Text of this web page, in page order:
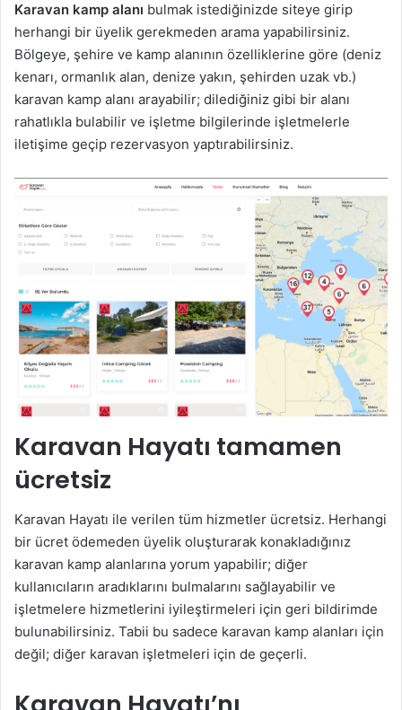
Karavan kamp alanı bulmak istediğinizde siteye girip
herhangi bir üyelik gerekmeden arama yapabilirsiniz.
Bölgeye, şehire ve kamp alanının özelliklerine göre (deniz
kenarı, ormanlık alan, denize yakın, şehirden uzak vb.)
karavan kamp alanı arayabilir; dilediğiniz gibi bir alanı
rahatlıkla bulabilir ve işletme bilgilerinde işletmelerle
iletişime geçip rezervasyon yaptırabilirsiniz.
Karavan Hayatı tamamen
ücretsiz
Karavan Hayatı ile verilen tüm hizmetler ücretsiz. Herhangi
bir ücret ödemeden üyelik oluşturarak konakladığınız
karavan kamp alanlarına yorum yapabilir; diğer
kullanıcıların aradıklarını bulmalarını sağlayabilir ve
işletmelere hizmetlerini iyileştirmeleri için geri bildirimde
bulunabilirsiniz. Tabii bu sadece karavan kamp alanları için
değil; diğer karavan işletmeleri için de geçerli.